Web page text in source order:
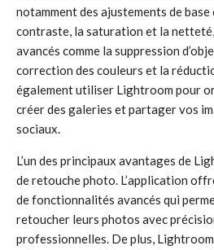
notamment des ajustements de
contraste, la saturation et la
avancés comme la suppression
correction des couleurs et la
également utiliser Lightroom pour
créer des galeries et partager vos
sociaux.
L’un des principaux avantages de
de retouche photo. L’application
de fonctionnalités avancés qui
retoucher leurs photos avec
professionnelles. De plus,